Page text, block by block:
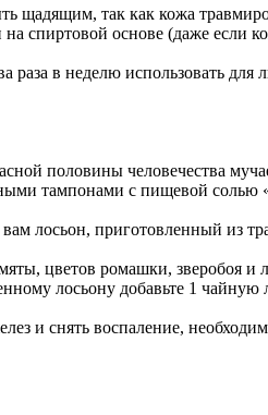
щадящим, так как кожа
на спиртовой основе (даже если
раза в неделю использовать
половины человечества
тампонами с пищевой солью
лосьон, приготовленный из
цветов ромашки, зверобоя и
лосьону добавьте 1 чайную
и снять воспаление,